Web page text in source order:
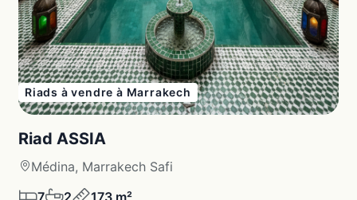
Riads à vendre à Marrakech
Riad ASSIA
Médina, Marrakech Safi
7
2 173 m²